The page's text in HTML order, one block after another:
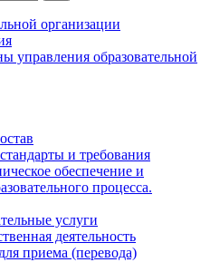
организации
управления образовательной
и требования
обеспечение и
процесса.
услуги
деятельность
приема (перевода)